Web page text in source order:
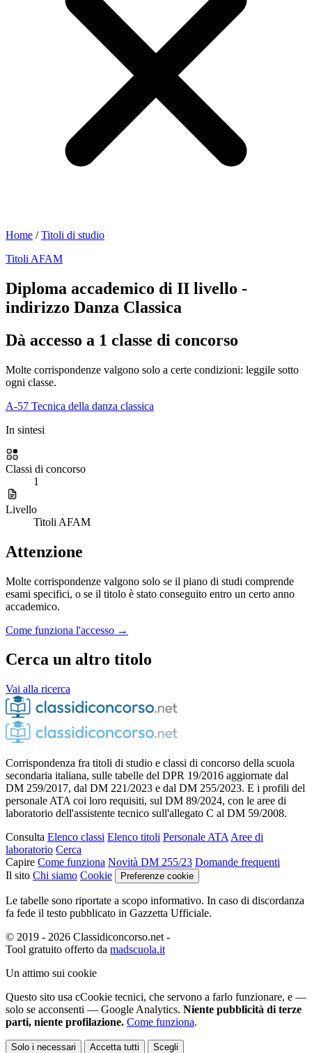
Home /Titoli di studio
Titoli AFAM
Diploma accademico di II livello -
indirizzo Danza Classica
Dà accesso a 1 classe di concorso
Molte corrispondenze valgono solo a certe condizioni: leggile sotto
ogni classe.
A-57 Tecnica della danza classica
In sintesi
Classi di concorso
1
Livello
Titoli AFAM
Attenzione
Molte corrispondenze valgono solo se il piano di studi comprende
esami specifici, o se il titolo è stato conseguito entro un certo anno
accademico.
Come funziona l'accesso →
Cerca un altro titolo
Vai alla ricerca
Corrispondenza fra titoli di studio e classi di concorso della scuola
secondaria italiana, sulle tabelle del DPR 19/2016 aggiornate dal
DM 259/2017, dal DM 221/2023 e dal DM 255/2023. E i profili del
personale ATA coi loro requisiti, sul DM 89/2024, con le aree di
laboratorio dell'assistente tecnico sull'allegato C al DM 59/2008.
Consulta Elenco classi Elenco titoli Personale ATA Aree di
laboratorio Cerca
Capire Come funziona Novità DM 255/23 Domande frequenti
Il sito Chi siamo Cookie Preferenze cookie
Le tabelle sono riportate a scopo informativo. In caso di discordanza
fa fede il testo pubblicato in Gazzetta Ufficiale.
© 2019 - 2026 Classidiconcorso.net -
Tool gratuito offerto da madscuola.it
Un attimo sui cookie
Questo sito usa cCookie tecnici, che servono a farlo funzionare, e —
solo se acconsenti — Google Analytics. Niente pubblicità di terze
parti, niente profilazione. Come funziona.
Solo i necessari Accetta tutti Scegli